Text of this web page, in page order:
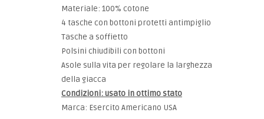
Materiale: 100% cotone
4 tasche con bottoni protetti antimpiglio
Tasche a soffietto
Polsini chiudibili con bottoni
Asole sulla vita per regolare la larghezza
della giacca
Condizioni: usato in ottimo stato
Marca: Esercito Americano USA